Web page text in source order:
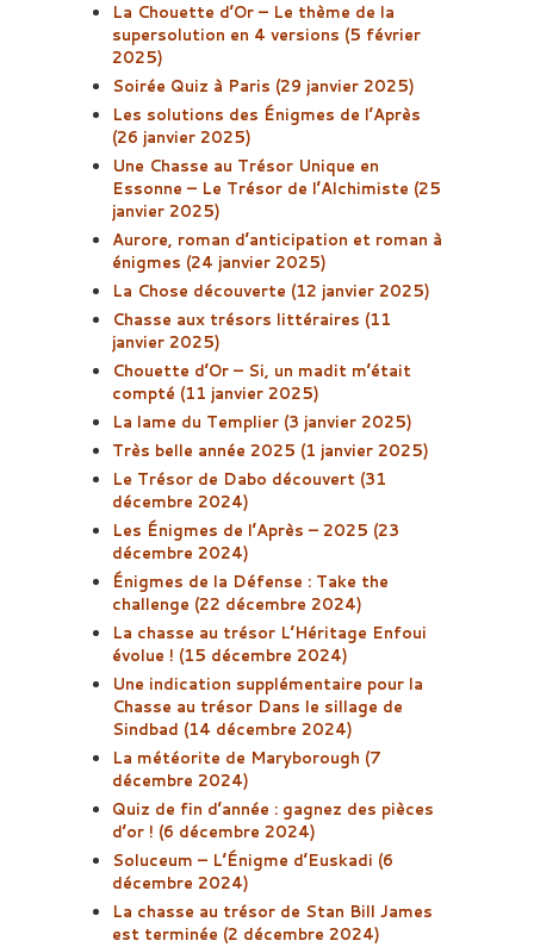
La Chouette d’Or – Le thème de la
supersolution en 4 versions (5 février
2025)
Soirée Quiz à Paris (29 janvier 2025)
Les solutions des Énigmes de l’Après
(26 janvier 2025)
Une Chasse au Trésor Unique en
Essonne – Le Trésor de l’Alchimiste (25
janvier 2025)
Aurore, roman d’anticipation et roman à
énigmes (24 janvier 2025)
La Chose découverte (12 janvier 2025)
Chasse aux trésors littéraires (11
janvier 2025)
Chouette d’Or – Si, un madit m’était
compté (11 janvier 2025)
La lame du Templier (3 janvier 2025)
Très belle année 2025 (1 janvier 2025)
Le Trésor de Dabo découvert (31
décembre 2024)
Les Énigmes de l’Après – 2025 (23
décembre 2024)
Énigmes de la Défense : Take the
challenge (22 décembre 2024)
La chasse au trésor L’Héritage Enfoui
évolue ! (15 décembre 2024)
Une indication supplémentaire pour la
Chasse au trésor Dans le sillage de
Sindbad (14 décembre 2024)
La météorite de Maryborough (7
décembre 2024)
Quiz de fin d’année : gagnez des pièces
d’or ! (6 décembre 2024)
Soluceum – L’Énigme d’Euskadi (6
décembre 2024)
La chasse au trésor de Stan Bill James
est terminée (2 décembre 2024)